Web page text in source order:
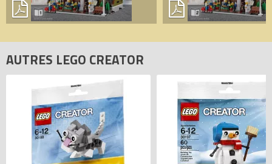
AUTRES LEGO CREATOR